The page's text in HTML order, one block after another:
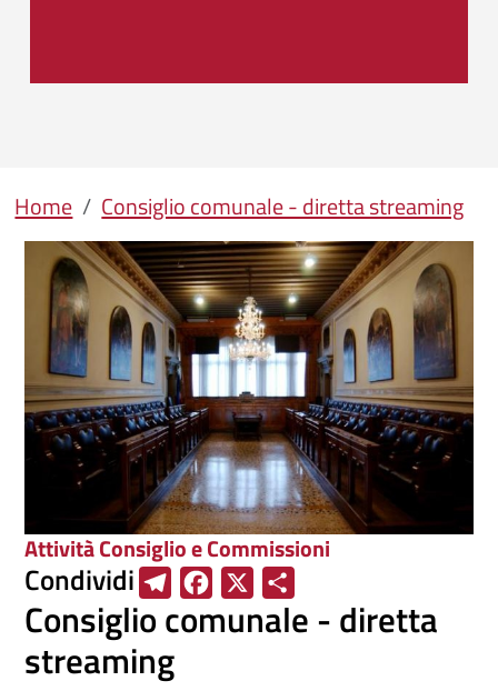
Briciole di pane
Home Consiglio comunale - diretta streaming
Attività Consiglio e Commissioni
Condividi
e
e
a
h
Consiglio comunale - diretta
streaming